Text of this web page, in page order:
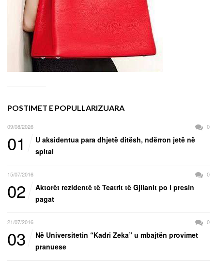
POSTIMET E POPULLARIZUARA
09/08/2026 0
01
U aksidentua para dhjetë ditësh, ndërron jetë në
spital
15/07/2016 0
02
Aktorët rezidentë të Teatrit të Gjilanit po i presin
pagat
21/07/2016 0
03
Në Universitetin “Kadri Zeka” u mbajtën provimet
pranuese